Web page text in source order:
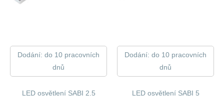
Dodání: do 10 pracovních
dnů
LED osvětlení SABI 2.5
Dodání: do 10 pracovních
dnů
LED osvětlení SABI 5